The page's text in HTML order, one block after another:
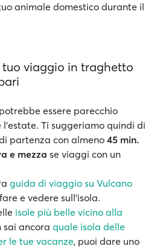
animale domestico durante il
viaggio in traghetto
potrebbe essere parecchio
Ti suggeriamo quindi di
partenza con almeno 45 min.
e mezza se viaggi con un
guida di viaggio su Vulcano
e vedere sull'isola.
isole più belle vicino alla
sai ancora quale isola delle
le tue vacanze, puoi dare uno